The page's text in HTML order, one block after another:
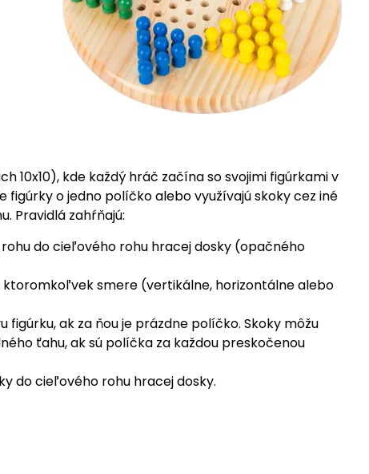
10x10), kde každý hráč začína so svojimi figúrkami v
figúrky o jedno políčko alebo využívajú skoky cez iné
Pravidlá zahŕňajú:
do cieľového rohu hracej dosky (opačného
ktoromkoľvek smere (vertikálne, horizontálne alebo
ak za ňou je prázdne políčko. Skoky môžu
ťahu, ak sú políčka za každou preskočenou
do cieľového rohu hracej dosky.